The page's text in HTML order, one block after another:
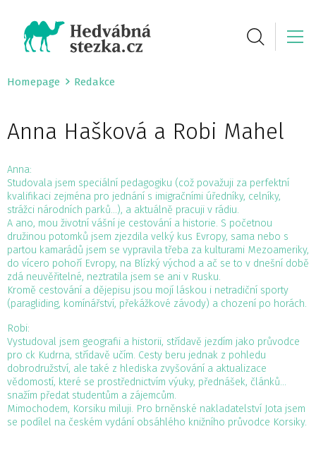
Homepage Redakce
Anna Hašková a Robi Mahel
Anna:
Studovala jsem speciální pedagogiku (což považuji za perfektní
kvalifikaci zejména pro jednání s imigračními úředníky, celníky,
strážci národních parků…), a aktuálně pracuji v rádiu.
A ano, mou životní vášní je cestování a historie. S početnou
družinou potomků jsem zjezdila velký kus Evropy, sama nebo s
partou kamarádů jsem se vypravila třeba za kulturami Mezoameriky,
do vícero pohoří Evropy, na Blízký východ a ač se to v dnešní době
zdá neuvěřitelné, neztratila jsem se ani v Rusku.
Kromě cestování a dějepisu jsou mojí láskou i netradiční sporty
(paragliding, komínářství, překážkové závody) a chození po horách.
Robi:
Vystudoval jsem geografii a historii, střídavě jezdím jako průvodce
pro ck Kudrna, střídavě učím. Cesty beru jednak z pohledu
dobrodružství, ale také z hlediska zvyšování a aktualizace
vědomostí, které se prostřednictvím výuky, přednášek, článků…
snažím předat studentům a zájemcům.
Mimochodem, Korsiku miluji. Pro brněnské nakladatelství Jota jsem
se podílel na českém vydání obsáhlého knižního průvodce Korsiky.